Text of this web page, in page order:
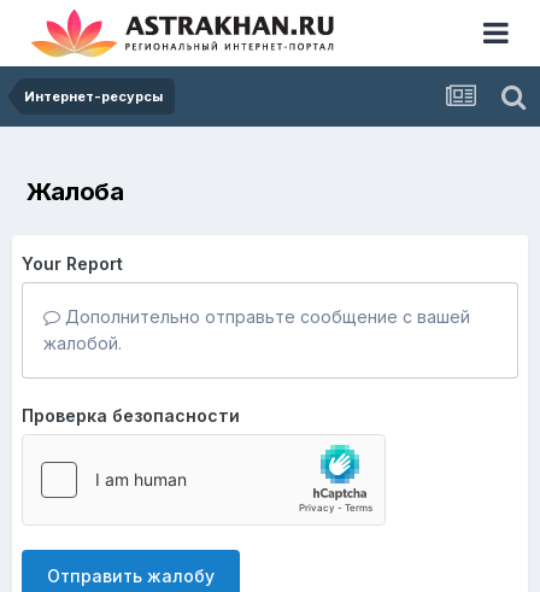
Интернет-ресурсы
Жалоба
Your Report
Дополнительно отправьте сообщение с вашей
жалобой.
Проверка безопасности
Отправить жалобу